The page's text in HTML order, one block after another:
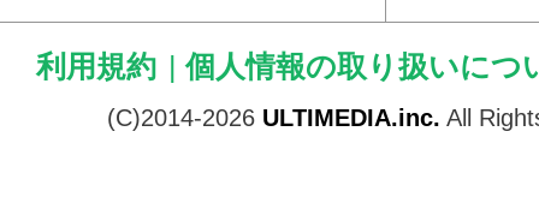
利用規約 | 個人情報の取り扱いにつ
(C)2014-2026 ULTIMEDIA.inc. All